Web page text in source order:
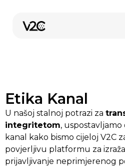
sadržaj
Kupi online
Etika Kanal
U našoj stalnoj potrazi za
integritetom,
kanal kako bismo cijeloj V2C
povjerljivu platformu za
prijavljivanje neprimjerenog